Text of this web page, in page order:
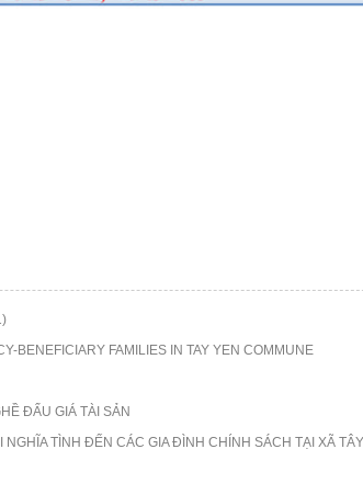
BENEFICIARY FAMILIES IN TAY YEN COMMUNE
ĐẤU GIÁ TÀI SẢN
TÌNH ĐẾN CÁC GIA ĐÌNH CHÍNH SÁCH TẠI XÃ